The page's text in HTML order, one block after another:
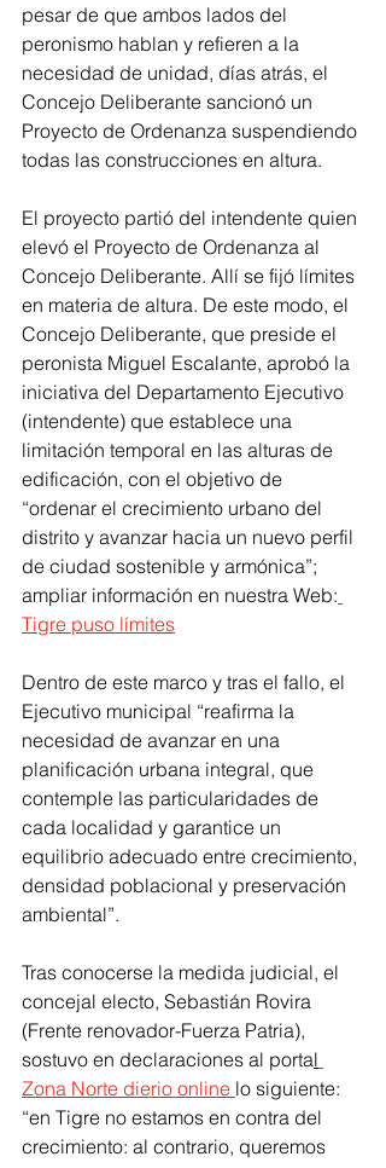
pesar de que ambos lados del
peronismo hablan y refieren a la
necesidad de unidad, días atrás, el
Concejo Deliberante sancionó un
Proyecto de Ordenanza suspendiendo
todas las construcciones en altura.
El proyecto partió del intendente quien
elevó el Proyecto de Ordenanza al
Concejo Deliberante. Allí se fijó límites
en materia de altura. De este modo, el
Concejo Deliberante, que preside el
peronista Miguel Escalante, aprobó la
iniciativa del Departamento Ejecutivo
(intendente) que establece una
limitación temporal en las alturas de
edificación, con el objetivo de
“ordenar el crecimiento urbano del
distrito y avanzar hacia un nuevo perfil
de ciudad sostenible y armónica”;
ampliar información en nuestra Web:
Tigre puso límites
Dentro de este marco y tras el fallo, el
Ejecutivo municipal “reafirma la
necesidad de avanzar en una
planificación urbana integral, que
contemple las particularidades de
cada localidad y garantice un
equilibrio adecuado entre crecimiento,
densidad poblacional y preservación
ambiental”.
Tras conocerse la medida judicial, el
concejal electo, Sebastián Rovira
(Frente renovador-Fuerza Patria),
sostuvo en declaraciones al portal
Zona Norte dierio online lo siguiente:
“en Tigre no estamos en contra del
crecimiento: al contrario, queremos